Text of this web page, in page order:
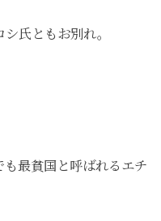
氏ともお別れ。
最貧国と呼ばれるエチ